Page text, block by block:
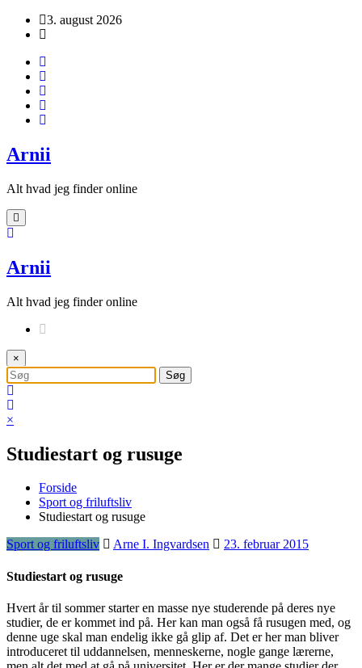
Videre
3. august 2026
Arnii
Alt hvad jeg finder online
Arnii
Alt hvad jeg finder online
×
×
Studiestart og rusuge
Forside
Sport og friluftsliv
Studiestart og rusuge
Sport og friluftsliv
Arne I. Ingvardsen 23. februar 2015
Studiestart og rusuge
Hvert år til sommer starter en masse nye studerende på deres nye
studier, de er kommet ind på. Her kan man også få rusugen med, og
denne uge skal man endelig ikke gå glip af. Det er her man bliver
introduceret til uddannelsen, menneskerne, nogle gange lærerne,